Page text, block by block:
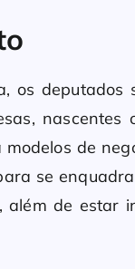
os deputados
nascentes
de
se
além de estar